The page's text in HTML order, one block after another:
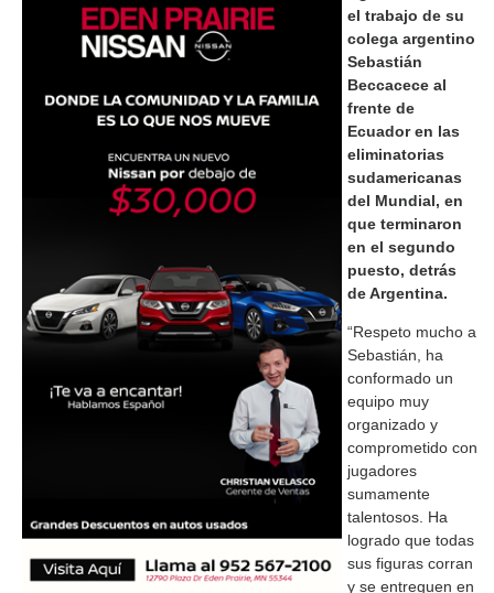
el trabajo de su
colega argentino
Sebastián
Beccacece al
frente de
Ecuador en las
eliminatorias
sudamericanas
del Mundial, en
que terminaron
en el segundo
puesto, detrás
de Argentina.
“Respeto mucho a
Sebastián, ha
conformado un
equipo muy
organizado y
comprometido con
jugadores
sumamente
talentosos. Ha
logrado que todas
sus figuras corran
y se entreguen en